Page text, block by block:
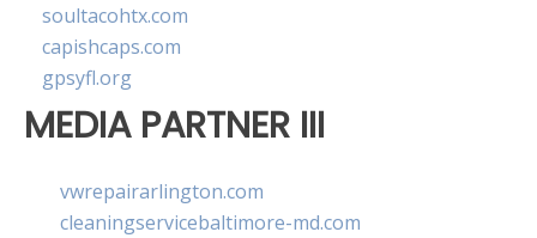
soultacohtx.com
capishcaps.com
gpsyfl.org
MEDIA PARTNER III
vwrepairarlington.com
cleaningservicebaltimore-md.com